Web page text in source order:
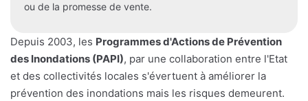
ou de la promesse de vente.
Depuis 2003, les Programmes d'Actions de Prévention
des Inondations (PAPI), par une collaboration entre l'Etat
et des collectivités locales s'évertuent à améliorer la
prévention des inondations mais les risques demeurent.